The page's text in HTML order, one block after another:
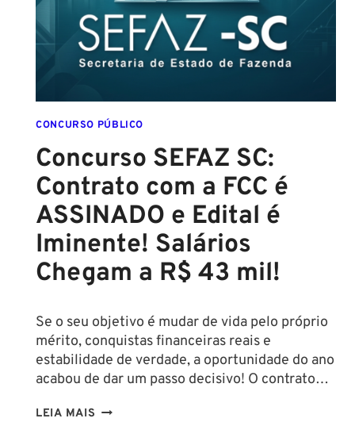
SETEMBRO!
CONCURSO PÚBLICO
Concurso SEFAZ SC:
Contrato com a FCC é
ASSINADO e Edital é
Iminente! Salários
Chegam a R$ 43 mil!
Se o seu objetivo é mudar de vida pelo próprio
mérito, conquistas financeiras reais e
estabilidade de verdade, a oportunidade do ano
acabou de dar um passo decisivo! O contrato…
LEIA MAIS CONCURSO